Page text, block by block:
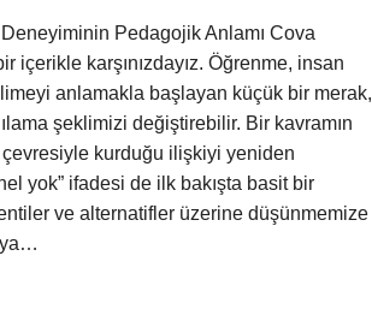
Pedagojik Anlamı Cova
içerikle karşınızdayız. Öğrenme, insan
anlamakla başlayan küçük bir merak,
şeklimizi değiştirebilir. Bir kavramın
kurduğu ilişkiyi yeniden
yok” ifadesi de ilk bakışta basit bir
ve alternatifler üzerine düşünmemize